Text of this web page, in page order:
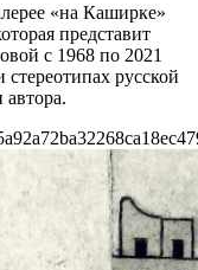
«на Каширке»
представит
с 1968 по 2021
русской